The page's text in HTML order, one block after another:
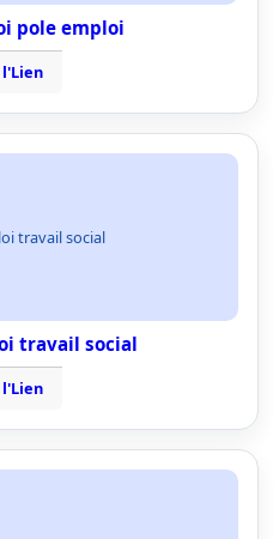
pole emploi
travail social
travail social